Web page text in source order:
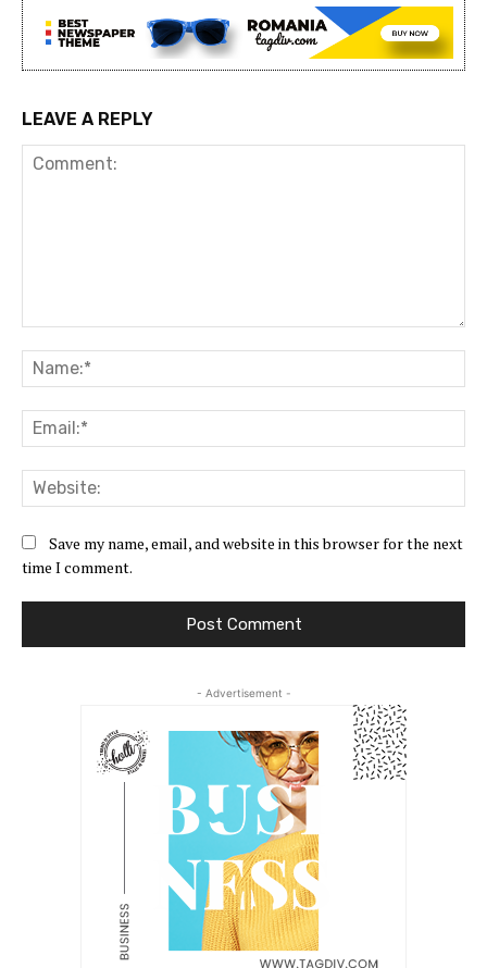
LEAVE A REPLY
Save my name, email, and website in this browser for the next
time I comment.
- Advertisement -